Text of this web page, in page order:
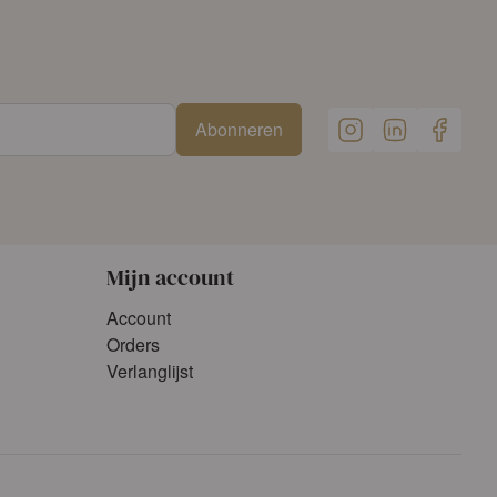
Abonneren
Mijn account
Account
Orders
Verlanglijst